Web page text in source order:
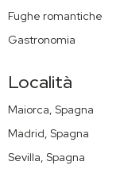
Fughe romantiche
Gastronomia
Località
Maiorca, Spagna
Madrid, Spagna
Sevilla, Spagna